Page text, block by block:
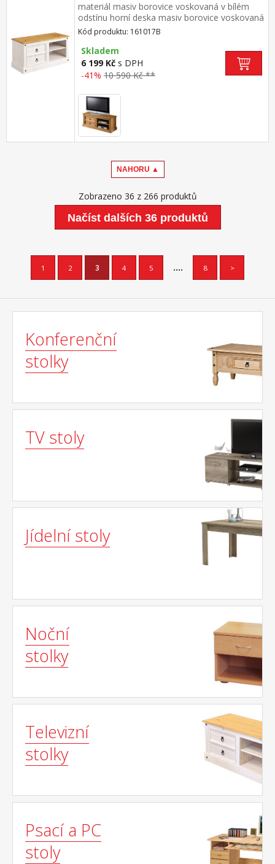
materiál masiv borovice voskovaná v bílém
odstínu horní deska masiv borovice voskovaná
v medovém odstínu 2 malé zásuvky, 1 police,
kovové ozdobné úchytky součást sestavy
Corona bílá
Kód produktu: 161017B
Skladem
6 199 Kč s DPH
-41% 10 590 Kč **
NAHORU ▲
Zobrazeno 36 z 266 produktů
Načíst dalších 36 produktů
1 2 3 4 5 .... 8 >
Konferenční
stolky
TV stoly
Jídelní stoly
Noční
stolky
Televizní
stolky
Psací a PC
stoly